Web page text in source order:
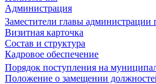
Администрация
Заместители главы администрации
Визитная карточка
Состав и структура
Кадровое обеспечение
Порядок поступления на
Положение о замещении